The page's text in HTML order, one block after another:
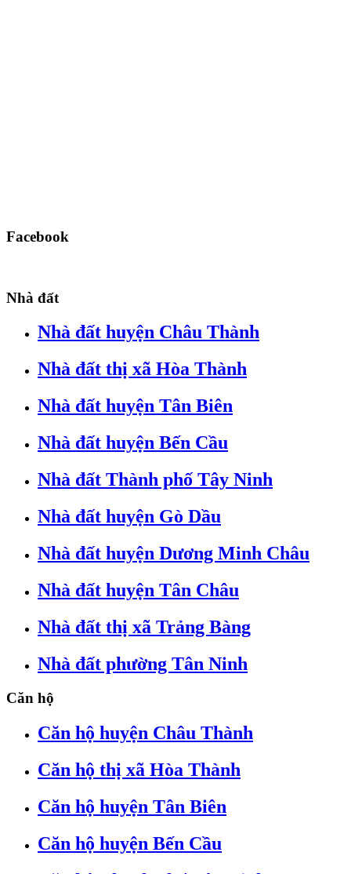
Facebook
Nhà đất
Nhà đất huyện Châu Thành
Nhà đất thị xã Hòa Thành
Nhà đất huyện Tân Biên
Nhà đất huyện Bến Cầu
Nhà đất Thành phố Tây Ninh
Nhà đất huyện Gò Dầu
Nhà đất huyện Dương Minh Châu
Nhà đất huyện Tân Châu
Nhà đất thị xã Trảng Bàng
Nhà đất phường Tân Ninh
Căn hộ
Căn hộ huyện Châu Thành
Căn hộ thị xã Hòa Thành
Căn hộ huyện Tân Biên
Căn hộ huyện Bến Cầu